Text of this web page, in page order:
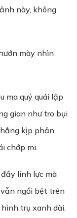
này, không
mày nhìn
ma quỷ quái lập
gian như tro bụi
kịp phản
chớp mi.
linh lực mà
ngồi bệt trên
trụ xanh dài.